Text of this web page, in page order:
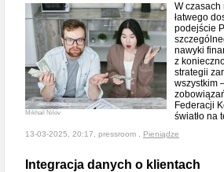
Mikhail Nilov
W czasach
łatwego
podejście
nawyki
z
strategii
wszystkim
Federacji
światło na
13-03-2025, 20:17, pressroom , Pieniądze
Integracja danych o klientach